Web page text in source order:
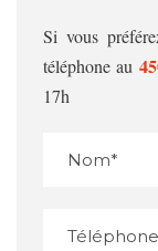
Si vous
téléphone au
17h